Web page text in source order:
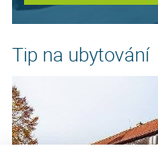
Tip na ubytování